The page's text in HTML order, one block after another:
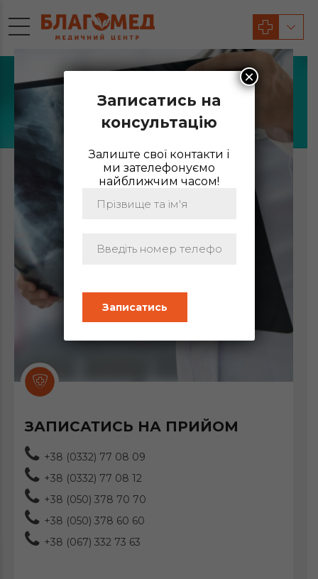
ПУЛЬМОНОЛОГ
ЗАПИСАТИСЬ НА ПРИЙОМ
+38 (0332) 77 08 09
+38 (0332) 77 08 12
+38 (050) 378 70 70
+38 (050) 378 60 60
+38 (067) 332 73 63
Записатись на
консультацію
Залиште свої контакти і
ми зателефонуємо
найближчим часом!
×